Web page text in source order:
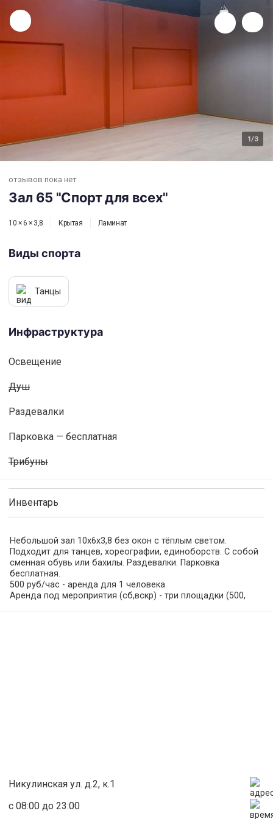
1 /3
Зал 65 "Спорт для всех"
отзывов пока нет
Зал 65 "Спорт для всех"
10 × 6 × 3,8 Крытая Ламинат
Виды спорта
Танцы
Инфраструктура
Освещениe
Душ
Раздевалки
Парковка — бесплатная
Трибуны
Инвентарь
Небольшой зал 10х6х3,8 без окон с тёплым светом.
Подходит для танцев, хореографии, единоборств. С собой
сменная обувь или бахилы. Раздевалки. Парковка
бесплатная.
500 руб/час - аренда для 1 человека
Аренда под мероприятия (сб,вскр) - три площадки (500,
Никулинская ул. д.2, к.1
с 08:00 до 23:00